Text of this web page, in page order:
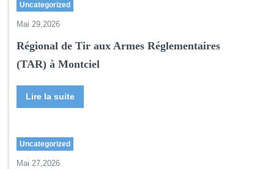
Uncategorized
Mai 29,2026
Régional de Tir aux Armes Réglementaires
(TAR) à Montciel
Lire la suite
Uncategorized
Mai 27,2026